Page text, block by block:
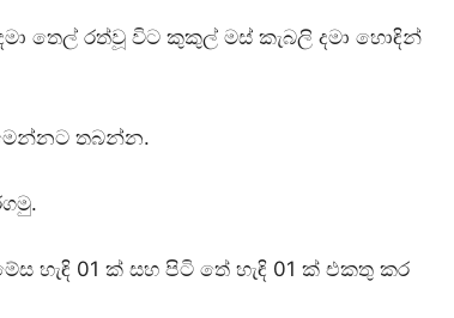
තෙල් රත්වූ විට කුකුල් මස් කැබලි දමා හොඳින්
තබන්න.
හැඳි 01 ක් සහ පිටි තේ හැඳි 01 ක් එකතු කර